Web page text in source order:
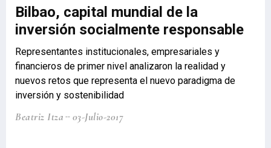
Bilbao, capital mundial de la
inversión socialmente responsable
Representantes institucionales, empresariales y
financieros de primer nivel analizaron la realidad y
nuevos retos que representa el nuevo paradigma de
inversión y sostenibilidad
Beatriz Itza 03-Julio-2017